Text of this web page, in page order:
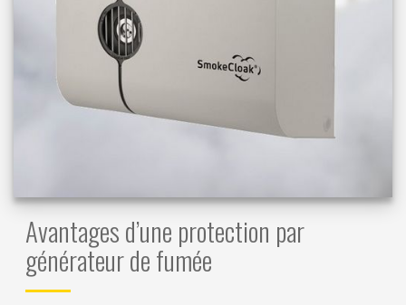
Avantages d’une protection par
générateur de fumée